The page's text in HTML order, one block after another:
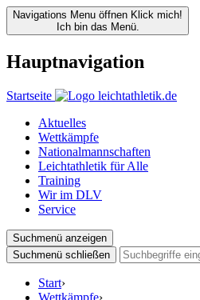
Navigations Menu öffnen Klick mich!
Ich bin das Menü.
Hauptnavigation
Startseite
Aktuelles
Wettkämpfe
Nationalmannschaften
Leichtathletik für Alle
Training
Wir im DLV
Service
Suchmenü anzeigen
Suchmenü schließen
Start›
Wettkämpfe›